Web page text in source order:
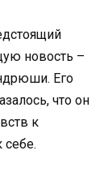
новость –
Его
что он
к